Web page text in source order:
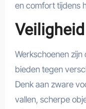
en comfort tijdens
Werkschoenen
bieden tegen
Denk aan zware
vallen, scherpe